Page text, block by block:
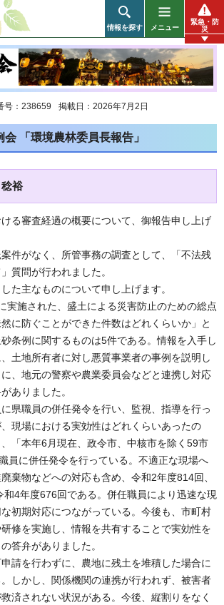
情報を探す メニュー
緊急・防
災
号：238659 掲載日：2026年7月2日
「環境農林委員長報告」
裕
る審査経過の概要について、御報告申し上げ
件がなく、所管事務の調査として、「不法残
質問が行われました。
た主なものについて申し上げます。
実施された、盛土による災害防止のための総点
に防ぐことができた件数はどれくらいか」と
条例に関するものは5件である。情報を入手し
土地所有者に対し悪質事業者の事例を説明し
、地元の警察や農業委員会などと連携し対応
ありました。
県職員の併任発令を行い、監視、指導を行っ
現場における実効性はどれくらいあったの
「本年6月現在、政令市、中核市を除く59市
員に併任発令を行っている。不適正な現場へ
棄物などへの対応も含め、令和2年度814回、
4年度676回である。併任職員により迅速な現
初期対応につながっている。今後も、市町村
修を実施し、情報を共有することで実効性を
答弁がありました。
請を行わずに、農地に残土を堆積した場合に
しかし、関係機関の連携が行われず、被害者
済されない状況がある。今後、縦割りをなく